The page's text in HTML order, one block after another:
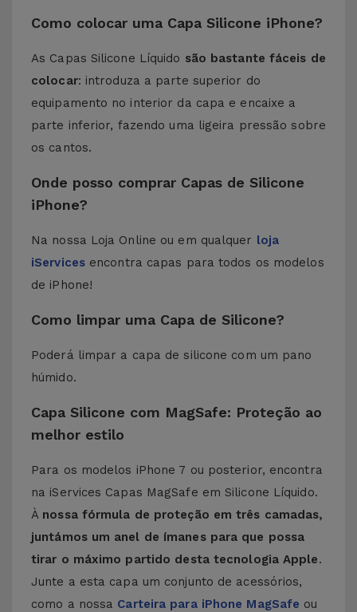
Como colocar uma Capa Silicone iPhone?
As Capas Silicone Líquido são bastante fáceis de
colocar: introduza a parte superior do
equipamento no interior da capa e encaixe a
parte inferior, fazendo uma ligeira pressão sobre
os cantos.
Onde posso comprar Capas de Silicone
iPhone?
Na nossa Loja Online ou em qualquer loja
iServicesencontra capas para todos os modelos
de iPhone!
Como limpar uma Capa de Silicone?
Poderá limpar a capa de silicone com um pano
húmido.
Capa Silicone com MagSafe: Proteção ao
melhor estilo
Para os modelos iPhone 7 ou posterior, encontra
na iServices Capas MagSafe em Silicone Líquido.
À nossa fórmula de proteção em três camadas,
juntámos um anel de ímanes para que possa
tirar o máximo partido desta tecnologia Apple.
Junte a esta capa um conjunto de acessórios,
como a nossa Carteira para iPhone MagSafe ou